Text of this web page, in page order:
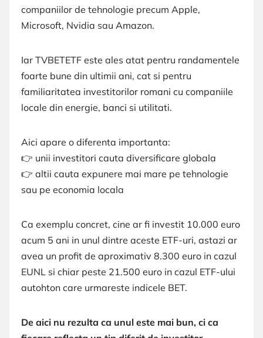
companiilor de tehnologie precum Apple,
Microsoft, Nvidia sau Amazon.
Iar TVBETETF este ales atat pentru randamentele
foarte bune din ultimii ani, cat si pentru
familiaritatea investitorilor romani cu companiile
locale din energie, banci si utilitati.
Aici apare o diferenta importanta:
👉 unii investitori cauta diversificare globala
👉 altii cauta expunere mai mare pe tehnologie
sau pe economia locala
Ca exemplu concret, cine ar fi investit 10.000 euro
acum 5 ani in unul dintre aceste ETF-uri, astazi ar
avea un profit de aproximativ 8.300 euro in cazul
EUNL si chiar peste 21.500 euro in cazul ETF-ului
autohton care urmareste indicele BET.
De aici nu rezulta ca unul este mai bun, ci ca